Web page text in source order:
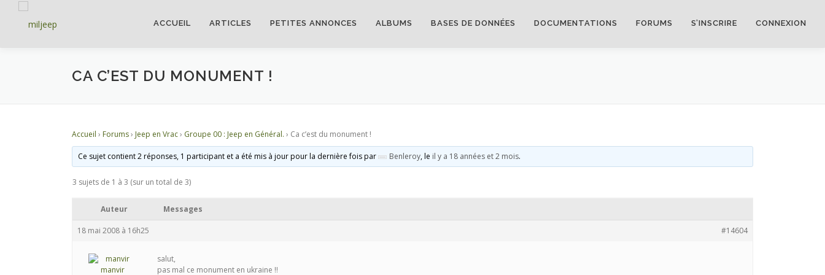
ACCUEIL ARTICLES PETITES ANNONCES ALBUMS BASES DE DONNÉES DOCUMENTATIONS FORUMS S’INSCRIRE CONNEXION
CA C’EST DU MONUMENT !
Accueil › Forums› Jeep en Vrac› Groupe 00 : Jeep en Général. › Ca c’est du monument !
Ce sujet contient 2 réponses, 1 participant et a été mis à jour pour la dernière fois par Benleroy, le il y a 18 années et 2 mois.
3 sujets de 1 à 3 (sur un total de 3)
Auteur Messages
18 mai 2008 à 16h25 #14604
manvir
salut,
pas mal ce monument en ukraine !!